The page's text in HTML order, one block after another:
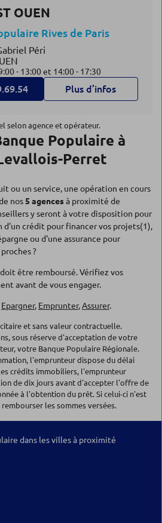
OUEN
Rives de Paris
Péri
- 13:00 et 14:00 - 17:30
Plus d’infos
selon agence et opérateur.
Populaire à
Perret
ou un service, une opération en cours
nos5 agencesà proximité de
y seront à votre disposition pour
d'un crédit pour financer vos projets(1),
ou d'une assurance pour
?
être remboursé. Vérifiez vos
avant de vous engager.
Epargner, Emprunter,Assurer.
et sans valeur contractuelle.
sous réserve d'acceptation de votre
votre Banque Populaire Régionale.
l'emprunteur dispose du délai
crédits immobiliers, l'emprunteur
de dix jours avant d'accepter l'offre de
à l'obtention du prêt. Si celui-ci n'est
les sommes versées.
dans les villes à proximité